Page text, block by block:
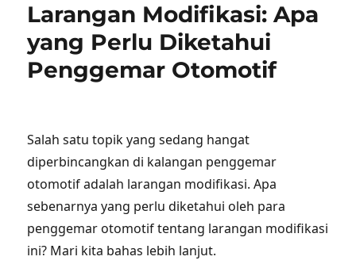
Larangan Modifikasi: Apa
yang Perlu Diketahui
Penggemar Otomotif
Salah satu topik yang sedang hangat
diperbincangkan di kalangan penggemar
otomotif adalah larangan modifikasi. Apa
sebenarnya yang perlu diketahui oleh para
penggemar otomotif tentang larangan modifikasi
ini? Mari kita bahas lebih lanjut.